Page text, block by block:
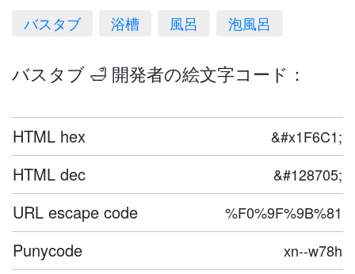
バスタブ 浴槽 風呂 泡風呂
バスタブ 🛁 開発者の絵文字コード：
HTML hex &#x1F6C1;
HTML dec &#128705;
URL escape code %F0%9F%9B%81
Punycode xn--w78h